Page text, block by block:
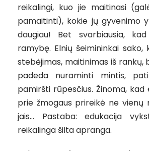
reikalingi, kuo jie maitinasi
pamaitinti), kokie jų gyvenimo
daugiau! Bet svarbiausia,
ramybę. Elnių šeimininkai sako,
stebėjimas, maitinimas iš rankų,
padeda nuraminti mintis,
pamiršti rūpesčius. Žinoma,
prie žmogaus prireikė ne vienų
jais… Pastaba: edukacija
reikalinga šilta apranga.